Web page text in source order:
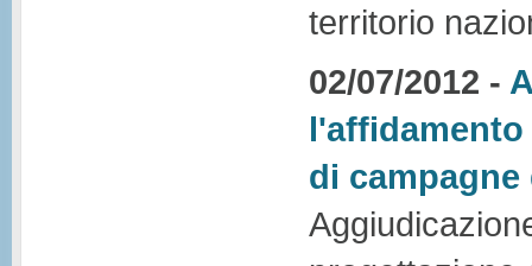
territorio
02/07/2012 -
l'affidamento
di